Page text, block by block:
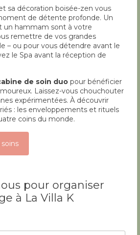
sa décoration boisée-zen vous
de détente profonde. Un
un hammam sont à votre
remettre de vos grandes
– ou pour vous détendre avant le
le Spa avant la réception de
de soin duo pour bénéficier
Laissez-vous chouchouter
expérimentées. À découvrir
: les enveloppements et rituels
coins du monde.
pour organiser
à La Villa K